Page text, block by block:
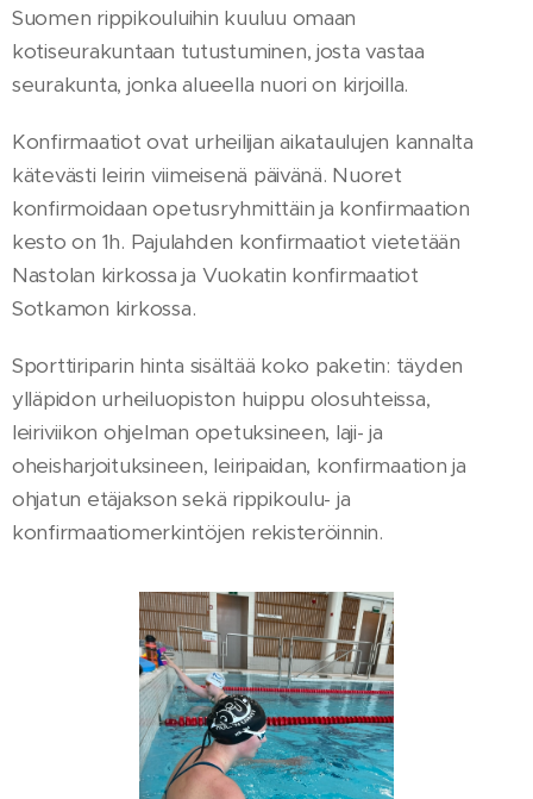
Suomen rippikouluihin kuuluu omaan
kotiseurakuntaan tutustuminen, josta vastaa
seurakunta, jonka alueella nuori on kirjoilla.
Konfirmaatiot ovat urheilijan aikataulujen kannalta
kätevästi leirin viimeisenä päivänä. Nuoret
konfirmoidaan opetusryhmittäin ja konfirmaation
kesto on 1h. Pajulahden konfirmaatiot vietetään
Nastolan kirkossa ja Vuokatin konfirmaatiot
Sotkamon kirkossa.
Sporttiriparin hinta sisältää koko paketin: täyden
ylläpidon urheiluopiston huippu olosuhteissa,
leiriviikon ohjelman opetuksineen, laji- ja
oheisharjoituksineen, leiripaidan, konfirmaation ja
ohjatun etäjakson sekä rippikoulu- ja
konfirmaatiomerkintöjen rekisteröinnin.